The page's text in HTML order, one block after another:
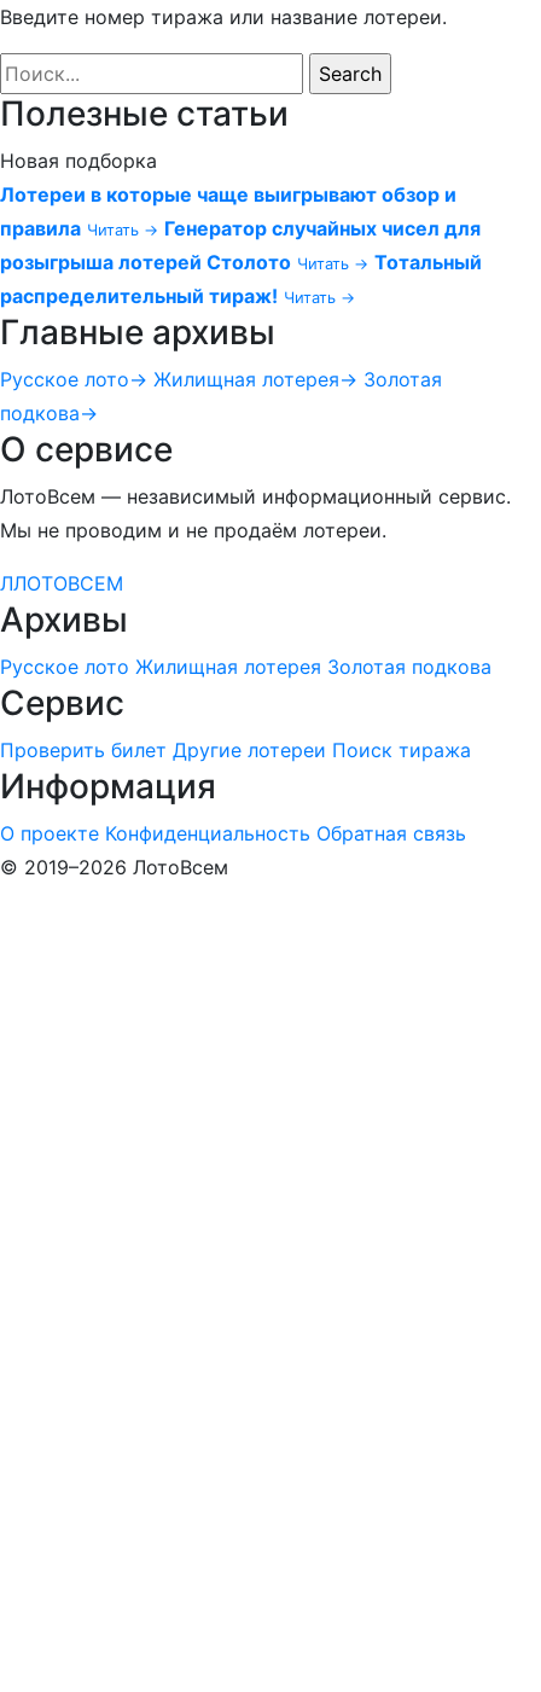
Введите номер тиража или название лотереи.
Полезные статьи
Новая подборка
Лотереи в которые чаще выигрывают обзор и
правила Читать → Генератор случайных чисел для
розыгрыша лотерей Столото Читать → Тотальный
распределительный тираж! Читать →
Главные архивы
Русское лото→ Жилищная лотерея→ Золотая
подкова→
О сервисе
ЛотоВсем — независимый информационный сервис.
Мы не проводим и не продаём лотереи.
ЛЛОТОВСЕМ
Архивы
Русское лото Жилищная лотерея Золотая подкова
Сервис
Проверить билет Другие лотереи Поиск тиража
Информация
О проекте Конфиденциальность Обратная связь
© 2019–2026 ЛотоВсем